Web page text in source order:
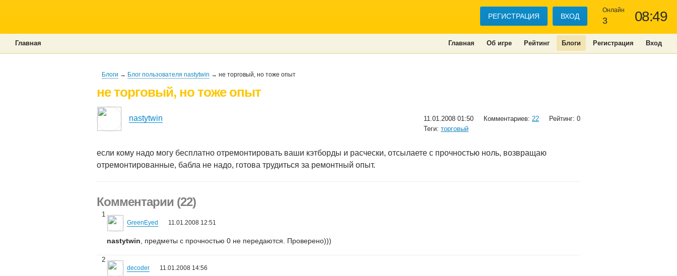
08:49
Онлайн
3
РЕГИСТРАЦИЯ ВХОД
Главная Об игре Рейтинг Блоги Регистрация Вход
Главная
Блоги → Блог пользователя nastytwin → не торговый, но тоже опыт
не торговый, но тоже опыт
nastytwin 11.01.2008 01:50 Комментариев: 22
Рейтинг: 0
Теги: торговый
если кому надо могу бесплатно отремонтировать ваши кэтборды и расчески, отсылаете с прочностью ноль, возвращаю
отремонтированные, бабла не надо, готова трудиться за ремонтный опыт.
Комментарии (22)
1
GreenEyed 11.01.2008 12:51
nastytwin , предметы с прочностью 0 не передаются. Проверено)))
2
decoder 11.01.2008 14:56